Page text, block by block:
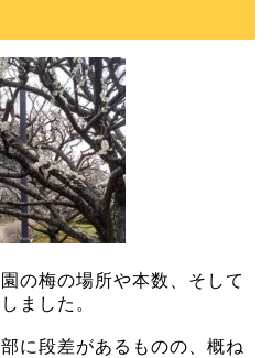
の梅の場所や本数、そして
ました。
に段差があるものの、概ね